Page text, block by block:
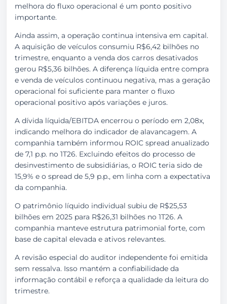
melhora do fluxo operacional é um ponto positivo
importante.
Ainda assim, a operação continua intensiva em capital.
A aquisição de veículos consumiu R$6,42 bilhões no
trimestre, enquanto a venda dos carros desativados
gerou R$5,36 bilhões. A diferença líquida entre compra
e venda de veículos continuou negativa, mas a geração
operacional foi suficiente para manter o fluxo
operacional positivo após variações e juros.
A dívida líquida/EBITDA encerrou o período em 2,08x,
indicando melhora do indicador de alavancagem. A
companhia também informou ROIC spread anualizado
de 7,1 p.p. no 1T26. Excluindo efeitos do processo de
desinvestimento de subsidiárias, o ROIC teria sido de
15,9% e o spread de 5,9 p.p., em linha com a expectativa
da companhia.
O patrimônio líquido individual subiu de R$25,53
bilhões em 2025 para R$26,31 bilhões no 1T26. A
companhia manteve estrutura patrimonial forte, com
base de capital elevada e ativos relevantes.
A revisão especial do auditor independente foi emitida
sem ressalva. Isso mantém a confiabilidade da
informação contábil e reforça a qualidade da leitura do
trimestre.